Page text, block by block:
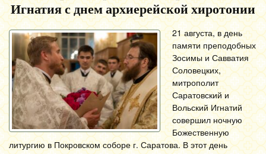
Игнатия с днем архиерейской хиротонии
21 августа, в день
памяти преподобных
Зосимы и Савватия
Соловецких,
митрополит
Саратовский и
Вольский Игнатий
совершил ночную
Божественную
литургию в Покровском соборе г. Саратова. В этот день